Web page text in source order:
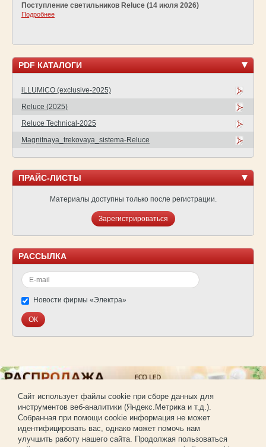
Поступление светильников Reluce (14 июля 2026)
Подробнее
PDF КАТАЛОГИ
iLLUMiCO (exclusive-2025)
Reluce (2025)
Reluce Technical-2025
Magnitnaya_trekovaya_sistema-Reluce
ПРАЙС-ЛИСТЫ
Материалы доступны только после регистрации.
Зарегистрироваться
РАССЫЛКА
Новости фирмы «Электра»
© Фирма «Электра»
Использование материалов сайта без согласования запрещено.
Создание и продвижение сайта — РА «Имиджпром»
Cайт использует файлы cookie при сборе данных для
инструментов веб-аналитики (Яндекс.Метрика и т.д.).
Собранная при помощи cookie информация не может
идентифицировать вас, однако может помочь нам
улучшить работу нашего сайта. Продолжая пользоваться